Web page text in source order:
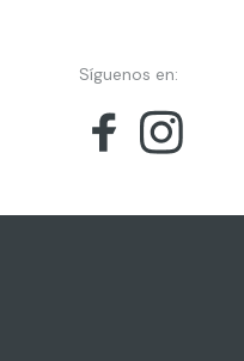
Síguenos en: